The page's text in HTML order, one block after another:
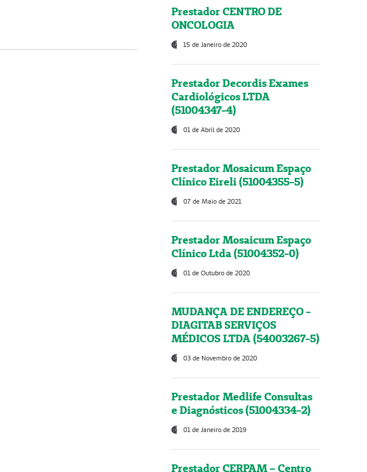
Prestador CENTRO DE
ONCOLOGIA
15 de Janeiro de 2020
Prestador Decordis Exames
Cardiológicos LTDA
(51004347-4)
01 de Abril de 2020
Prestador Mosaicum Espaço
Clínico Eireli (51004355-5)
07 de Maio de 2021
Prestador Mosaicum Espaço
Clínico Ltda (51004352-0)
01 de Outubro de 2020
MUDANÇA DE ENDEREÇO -
DIAGITAB SERVIÇOS
MÉDICOS LTDA (54003267-5)
03 de Novembro de 2020
Prestador Medlife Consultas
e Diagnósticos (51004334-2)
01 de Janeiro de 2019
Prestador CERPAM – Centro